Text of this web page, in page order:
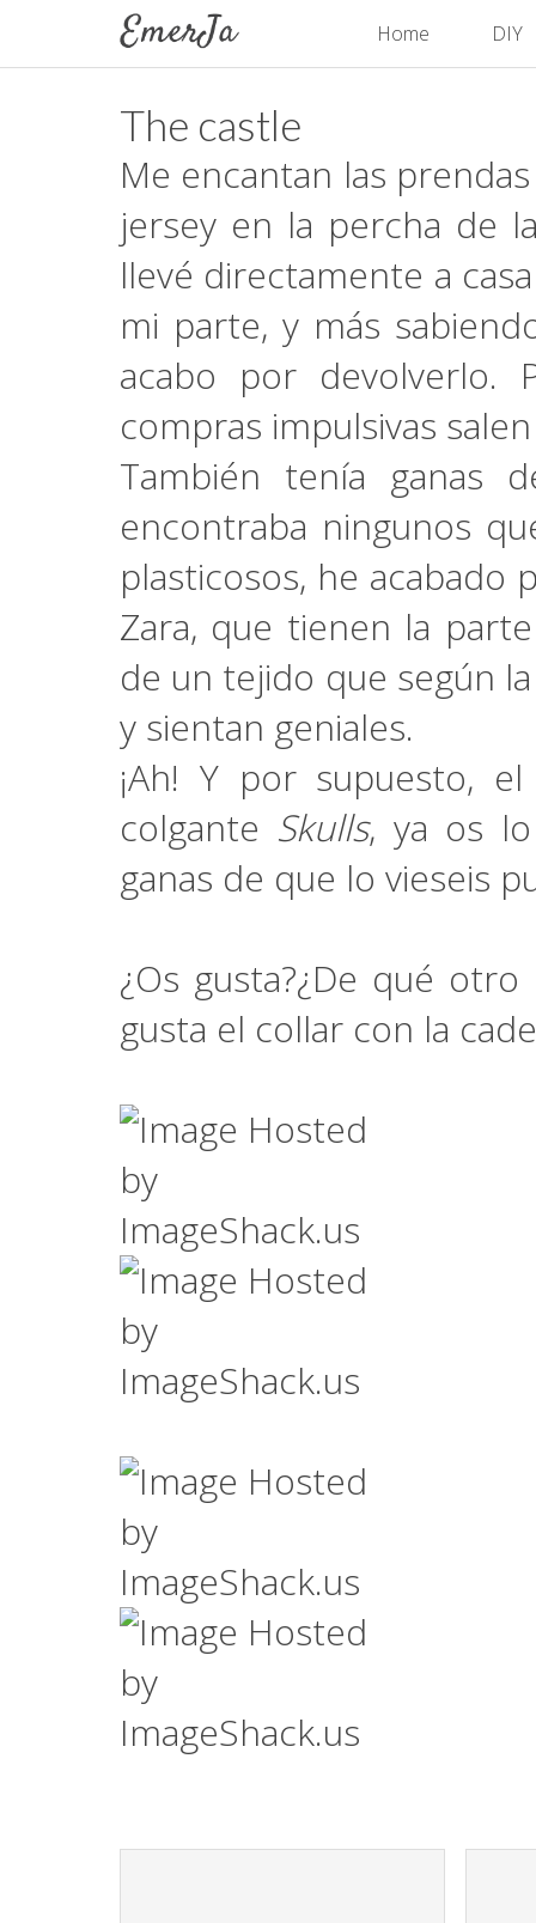
Home DIY
The castle
Me encantan las
jersey en la percha de
llevé directamente a
mi parte, y más
acabo por devolverlo.
compras impulsivas
También tenía ganas
encontraba ningunos
plasticosos, he
Zara, que tienen la
de un tejido que según
y sientan geniales.
¡Ah! Y por supuesto,
colgante Skulls, ya os
ganas de que lo vieseis
¿Os gusta?¿De qué
gusta el collar con la